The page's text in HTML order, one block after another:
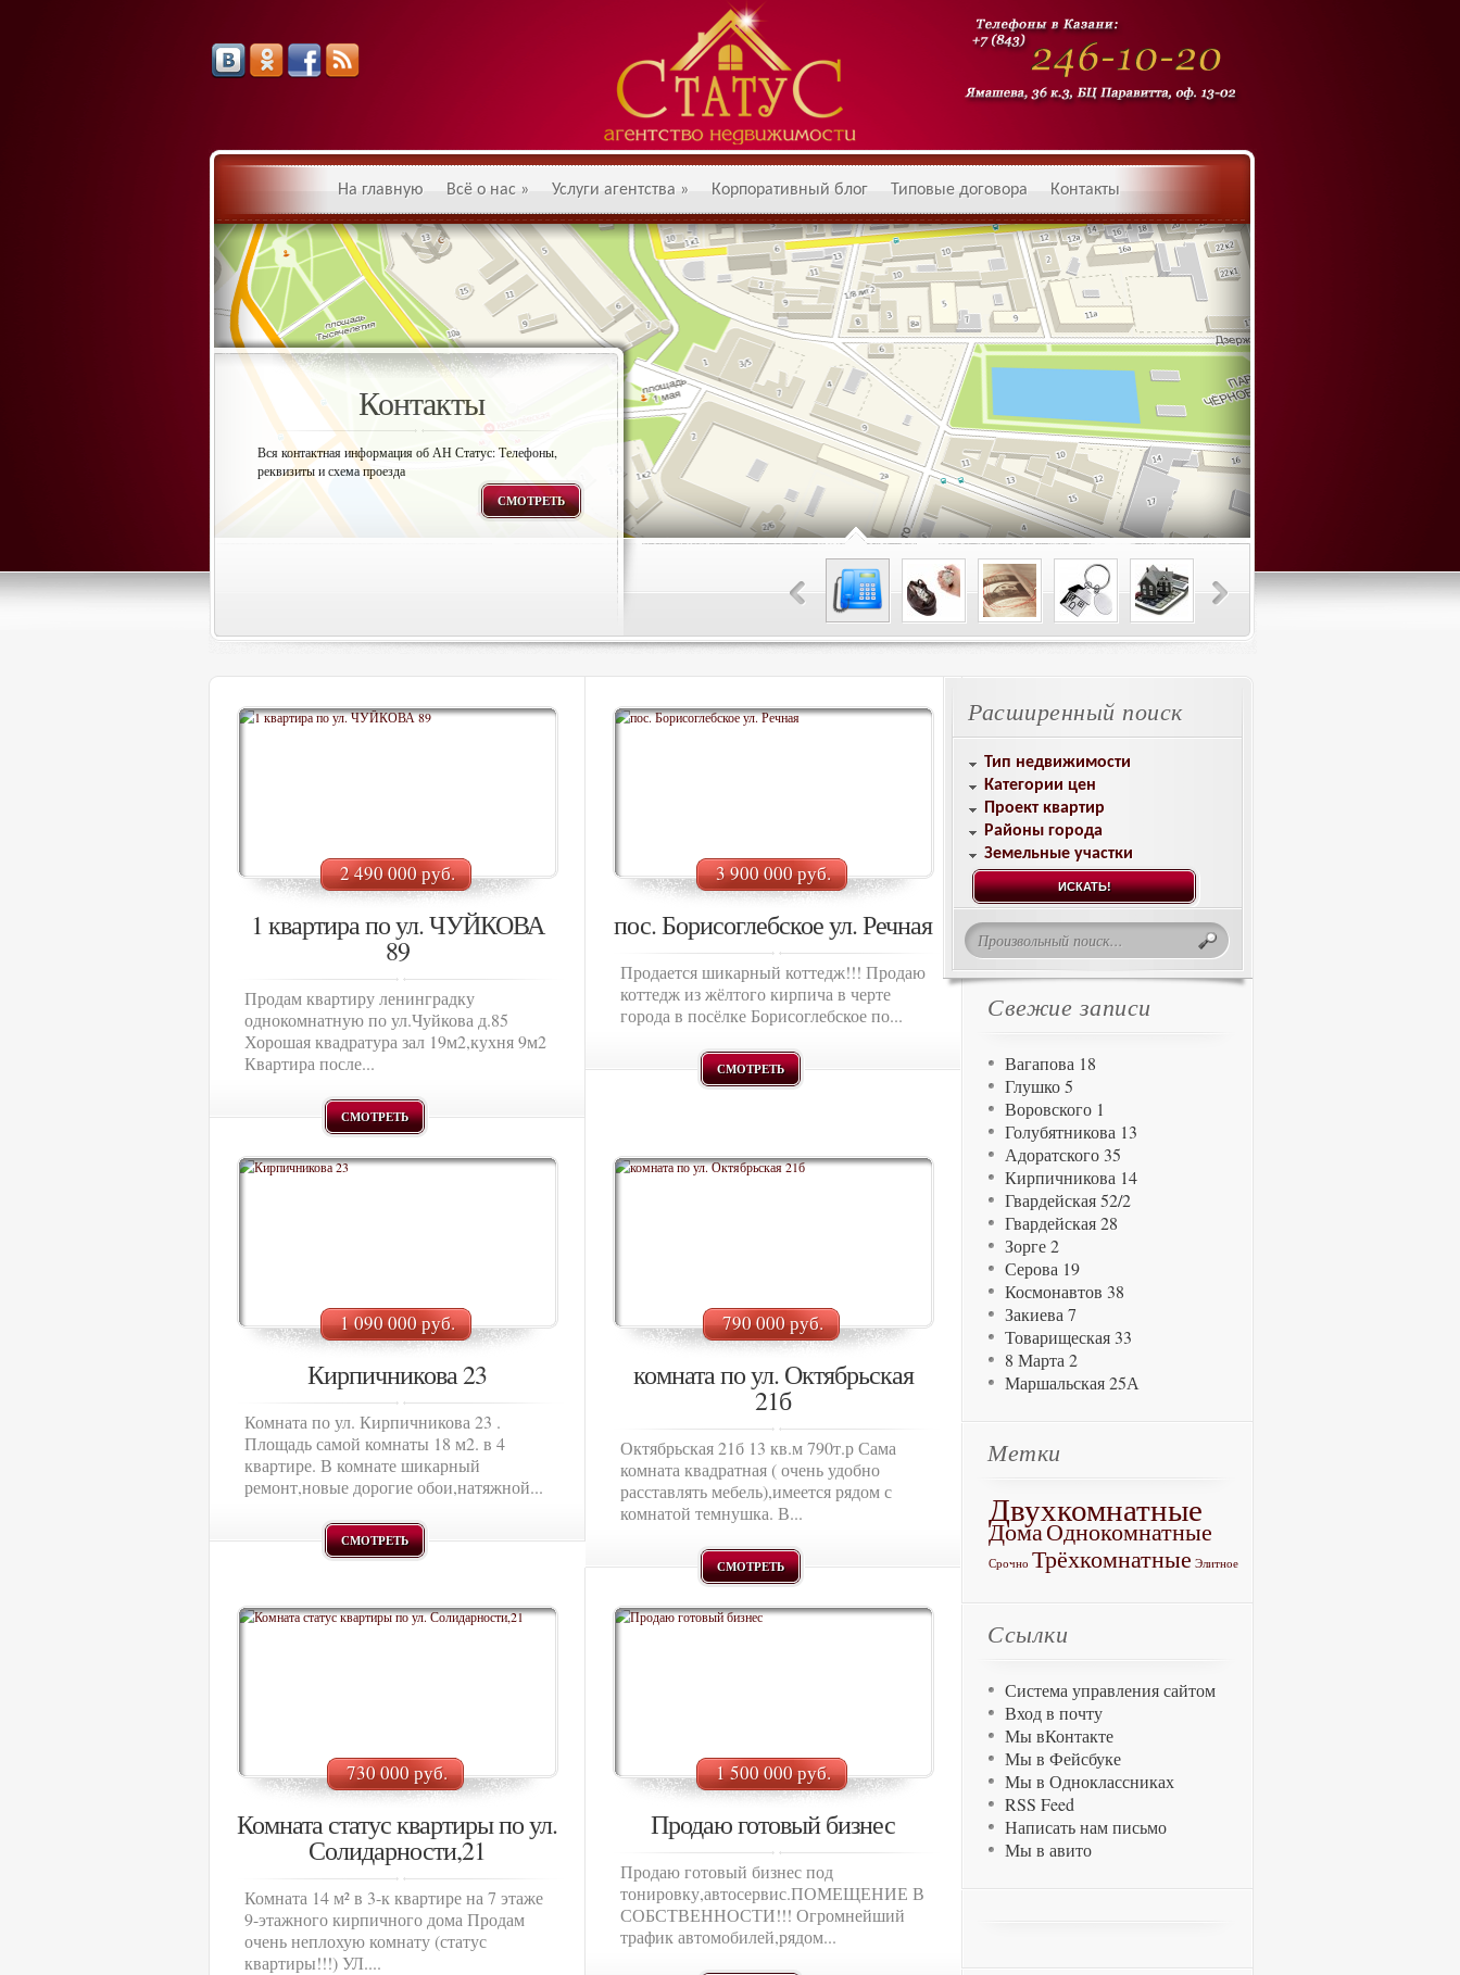
На главную Всё о нас » Услуги агентства » Корпоративный блог Типовые договора Контакты
Контакты
Вся контактная информация об АН Статус: Телефоны,
реквизиты и схема проезда
СМОТРЕТЬ
2 490 000 руб.
1 квартира по ул. ЧУЙКОВА
89
Продам квартиру ленинградку
однокомнатную по ул.Чуйкова д.85
Хорошая квадратура зал 19м2,кухня 9м2
Квартира после...
СМОТРЕТЬ
3 900 000 руб.
пос. Борисоглебское ул. Речная
Продается шикарный коттедж!!! Продаю
коттедж из жёлтого кирпича в черте
города в посёлке Борисоглебское по...
СМОТРЕТЬ
1 090 000 руб.
Кирпичникова 23
Комната по ул. Кирпичникова 23 .
Площадь самой комнаты 18 м2. в 4
квартире. В комнате шикарный
ремонт,новые дорогие обои,натяжной...
СМОТРЕТЬ
790 000 руб.
комната по ул. Октябрьская
21б
Октябрьская 21б 13 кв.м 790т.р Сама
комната квадратная ( очень удобно
расставлять мебель),имеется рядом с
комнатой темнушка. В...
СМОТРЕТЬ
730 000 руб.
Комната статус квартиры по ул.
Солидарности,21
Комната 14 м² в 3-к квартире на 7 этаже
9-этажного кирпичного дома Продам
очень неплохую комнату (статус
квартиры!!!) УЛ....
1 500 000 руб.
Продаю готовый бизнес
Продаю готовый бизнес под
тонировку,автосервис.ПОМЕЩЕНИЕ В
СОБСТВЕННОСТИ!!! Огромнейший
трафик автомобилей,рядом...
Расширенный поиск
Тип недвижимости
Категории цен
Проект квартир
Районы города
Земельные участки
Свежие записи
Вагапова 18
Глушко 5
Воровского 1
Голубятникова 13
Адоратского 35
Кирпичникова 14
Гвардейская 52/2
Гвардейская 28
Зорге 2
Серова 19
Космонавтов 38
Закиева 7
Товарищеская 33
8 Марта 2
Маршальская 25А
Метки
Двухкомнатные
ДомаОднокомнатные
Срочно Трёхкомнатные Элитное
Ссылки
Система управления сайтом
Вход в почту
Мы вКонтакте
Мы в Фейсбуке
Мы в Одноклассниках
RSS Feed
Написать нам письмо
Мы в авито